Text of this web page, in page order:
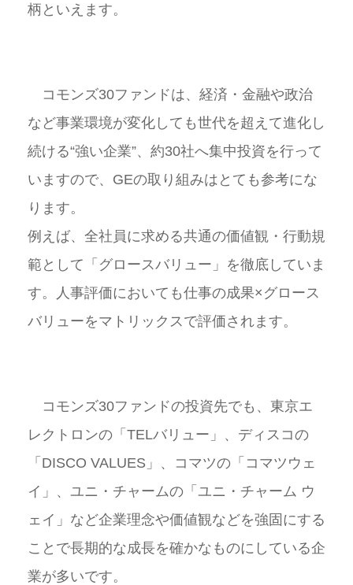
柄といえます。
コモンズ30ファンドは、経済・金融や政治
など事業環境が変化しても世代を超えて進化し
続ける“強い企業”、約30社へ集中投資を行って
いますので、GEの取り組みはとても参考にな
ります。
例えば、全社員に求める共通の価値観・行動規
範として「グロースバリュー」を徹底していま
す。人事評価においても仕事の成果×グロース
バリューをマトリックスで評価されます。
コモンズ30ファンドの投資先でも、東京エ
レクトロンの「TELバリュー」、ディスコの
「DISCO VALUES」、コマツの「コマツウェ
イ」、ユニ・チャームの「ユニ・チャーム ウ
ェイ」など企業理念や価値観などを強固にする
ことで長期的な成長を確かなものにしている企
業が多いです。